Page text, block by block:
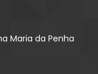
Maria da Penha